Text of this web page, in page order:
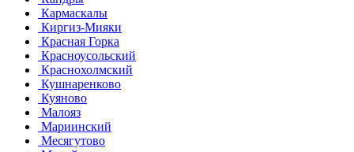
Кармаскалы
Киргиз-Мияки
Красная Горка
Красноусольский
Краснохолмский
Кушнаренково
Куяново
Малояз
Мариинский
Месягутово